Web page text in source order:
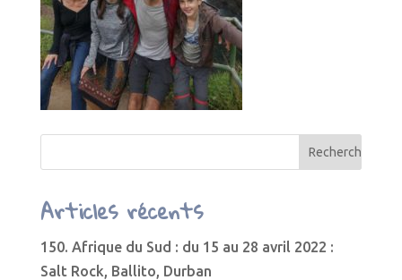
Articles récents
150. Afrique du Sud : du 15 au 28 avril 2022 :
Salt Rock, Ballito, Durban